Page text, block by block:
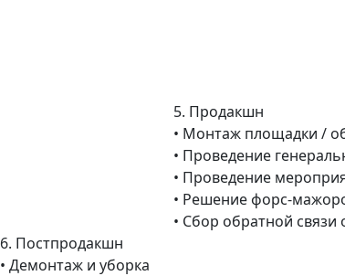
5. Продакшн
• Монтаж площадки /
• Проведение
• Проведение
• Решение форс-
• Сбор обратной связи
6. Постпродакшн
• Демонтаж и уборка